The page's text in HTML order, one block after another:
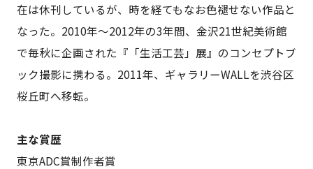
在は休刊しているが、時を経てもなお色褪せない作品と
なった。2010年～2012年の3年間、金沢21世紀美術館
で毎秋に企画された『「生活工芸」展』のコンセプトブ
ック撮影に携わる。2011年、ギャラリーWALLを渋谷区
桜丘町へ移転。
主な賞歴
東京ADC賞制作者賞